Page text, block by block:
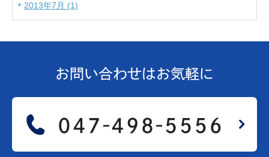
2013年7月 (1)
お問い合わせはお気軽に